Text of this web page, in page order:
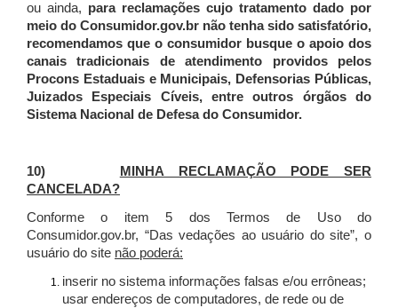
ou ainda, para reclamações cujo tratamento dado por
meio do Consumidor.gov.br não tenha sido satisfatório,
recomendamos que o consumidor busque o apoio dos
canais tradicionais de atendimento providos pelos
Procons Estaduais e Municipais, Defensorias Públicas,
Juizados Especiais Cíveis, entre outros órgãos do
Sistema Nacional de Defesa do Consumidor.
10)
MINHA RECLAMAÇÃO PODE SER
CANCELADA?
Conforme o item 5 dos Termos de Uso do
Consumidor.gov.br, “Das vedações ao usuário do site”, o
usuário do site não poderá:
inserir no sistema informações falsas e/ou errôneas;
usar endereços de computadores, de rede ou de